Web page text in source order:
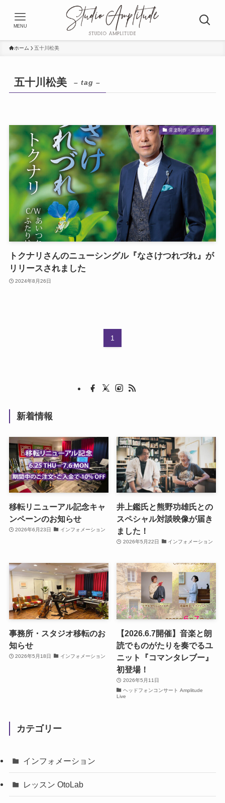
MENU
ホーム 五十川松美
五十川松美 – tag –
音楽制作・楽曲制作
トクナリさんのニューシングル『なさけつれづれ』が
リリースされました
2024年8月26日
1
新着情報
移転リニューアル記念キャ
ンペーンのお知らせ
2026年6月23日 インフォメーション
井上鑑氏と熊野功雄氏との
スペシャル対談映像が届き
ました！
2026年5月22日 インフォメーション
事務所・スタジオ移転のお
知らせ
2026年5月18日 インフォメーション
【2026.6.7開催】音楽と朗
読でものがたりを奏でるユ
ニット『コマンタレブー』
初登場！
2026年5月11日
ヘッドフォンコンサート Amplitude
Live
カテゴリー
インフォメーション
レッスン OtoLab